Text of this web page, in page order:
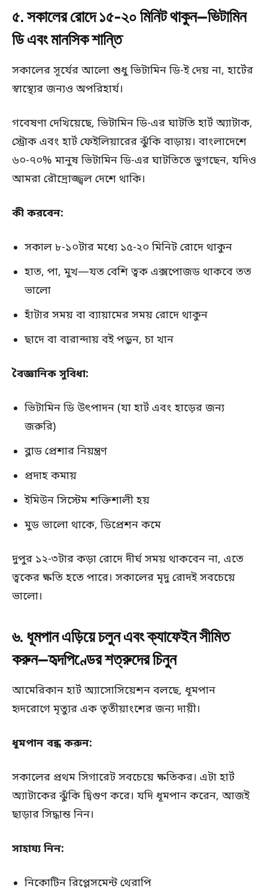
৫. সকালের রোদে ১৫-২০ মিনিট থাকুন—ভিটামিন
ডি এবং মানসিক শান্তি
সকালের সূর্যের আলো শুধু ভিটামিন ডি-ই দেয় না, হার্টের
স্বাস্থ্যের জন্যও অপরিহার্য।
গবেষণা দেখিয়েছে, ভিটামিন ডি-এর ঘাটতি হার্ট অ্যাটাক,
স্ট্রোক এবং হার্ট ফেইলিয়ারের ঝুঁকি বাড়ায়। বাংলাদেশে
৬০-৭০% মানুষ ভিটামিন ডি-এর ঘাটতিতে ভুগছেন, যদিও
আমরা রৌদ্রোজ্জ্বল দেশে থাকি।
কী করবেন:
সকাল ৮-১০টার মধ্যে ১৫-২০ মিনিট রোদে থাকুন
হাত, পা, মুখ—যত বেশি ত্বক এক্সপোজড থাকবে তত
ভালো
হাঁটার সময় বা ব্যায়ামের সময় রোদে থাকুন
ছাদে বা বারান্দায় বই পড়ুন, চা খান
বৈজ্ঞানিক সুবিধা:
ভিটামিন ডি উৎপাদন (যা হার্ট এবং হাড়ের জন্য
জরুরি)
ব্লাড প্রেশার নিয়ন্ত্রণ
প্রদাহ কমায়
ইমিউন সিস্টেম শক্তিশালী হয়
মুড ভালো থাকে, ডিপ্রেশন কমে
দুপুর ১২-৩টার কড়া রোদে দীর্ঘ সময় থাকবেন না, এতে
ত্বকের ক্ষতি হতে পারে। সকালের মৃদু রোদই সবচেয়ে
ভালো।
৬. ধূমপান এড়িয়ে চলুন এবং ক্যাফেইন সীমিত
করুন—হৃদপিণ্ডের শত্রুদের চিনুন
আমেরিকান হার্ট অ্যাসোসিয়েশন বলছে, ধূমপান
হৃদরোগে মৃত্যুর এক তৃতীয়াংশের জন্য দায়ী।
ধূমপান বন্ধ করুন:
সকালের প্রথম সিগারেট সবচেয়ে ক্ষতিকর। এটা হার্ট
অ্যাটাকের ঝুঁকি দ্বিগুণ করে। যদি ধূমপান করেন, আজই
ছাড়ার সিদ্ধান্ত নিন।
সাহায্য নিন:
নিকোটিন রিপ্লেসমেন্ট থেরাপি